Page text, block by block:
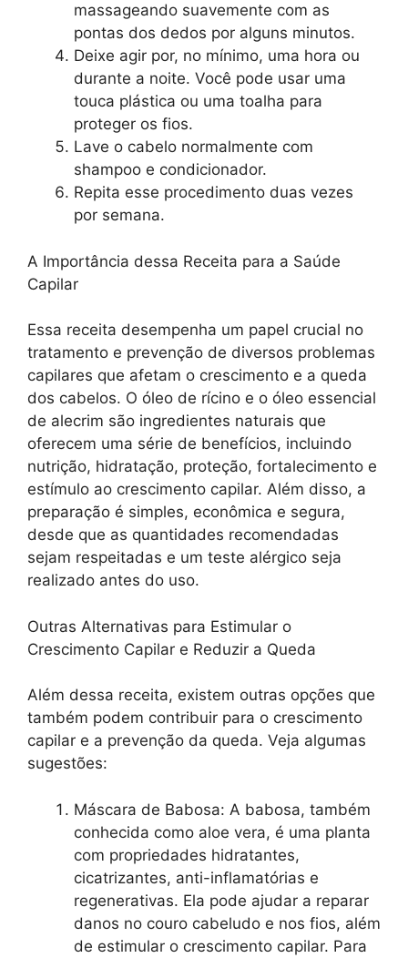
massageando suavemente com as
pontas dos dedos por alguns minutos.
Deixe agir por, no mínimo, uma hora ou
durante a noite. Você pode usar uma
touca plástica ou uma toalha para
proteger os fios.
Lave o cabelo normalmente com
shampoo e condicionador.
Repita esse procedimento duas vezes
por semana.
A Importância dessa Receita para a Saúde
Capilar
Essa receita desempenha um papel crucial no
tratamento e prevenção de diversos problemas
capilares que afetam o crescimento e a queda
dos cabelos. O óleo de rícino e o óleo essencial
de alecrim são ingredientes naturais que
oferecem uma série de benefícios, incluindo
nutrição, hidratação, proteção, fortalecimento e
estímulo ao crescimento capilar. Além disso, a
preparação é simples, econômica e segura,
desde que as quantidades recomendadas
sejam respeitadas e um teste alérgico seja
realizado antes do uso.
Outras Alternativas para Estimular o
Crescimento Capilar e Reduzir a Queda
Além dessa receita, existem outras opções que
também podem contribuir para o crescimento
capilar e a prevenção da queda. Veja algumas
sugestões:
Máscara de Babosa: A babosa, também
conhecida como aloe vera, é uma planta
com propriedades hidratantes,
cicatrizantes, anti-inflamatórias e
regenerativas. Ela pode ajudar a reparar
danos no couro cabeludo e nos fios, além
de estimular o crescimento capilar. Para